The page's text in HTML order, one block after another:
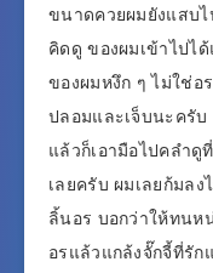
ขนาดควยผมยังแสบไ
คิดดู ของผมเข้าไปไ
ของผมหงึก ๆ ไม่ใช่อ
ปลอมและเจ็บนะครับ
แล้วก็เอามือไปคลำ
เลยครับ ผมเลยก้มล
ลิ้นอร บอกว่าให้ทนห
อรแล้วแกล้งจั๊กจี้ที่รัก